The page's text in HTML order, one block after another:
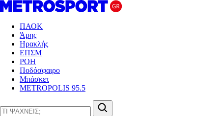
ΠΑΟΚ
Άρης
Ηρακλής
ΕΠΣΜ
ΡΟΗ
Ποδόσφαιρο
Μπάσκετ
METROPOLIS 95.5